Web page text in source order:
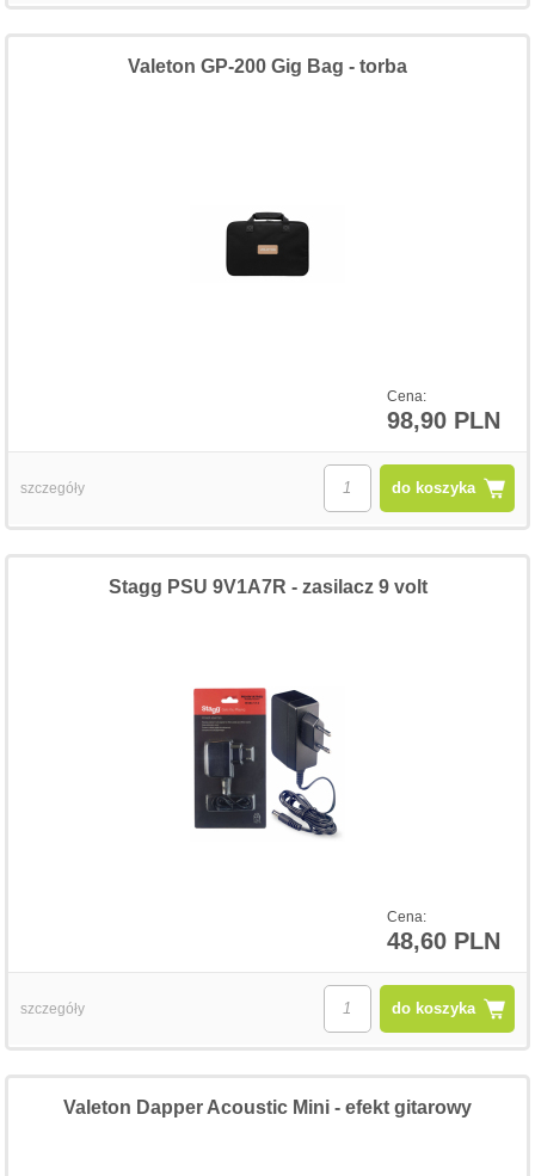
Cena:
98,90 PLN
Valeton GP-200 Gig Bag - torba
do koszyka
szczegóły
Cena:
48,60 PLN
Stagg PSU 9V1A7R - zasilacz 9 volt
do koszyka
szczegóły
Valeton Dapper Acoustic Mini - efekt gitarowy